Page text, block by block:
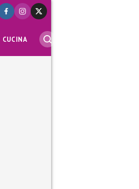
CUCINA